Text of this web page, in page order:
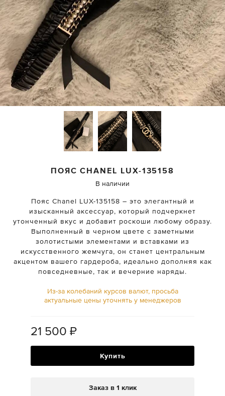
ПОЯСCHANEL LUX-135158
В наличии
Пояс Chanel LUX-135158 – это элегантный и
изысканный аксессуар, который подчеркнет
утонченный вкус и добавит роскоши любому образу.
Выполненный в черном цвете с заметными
золотистыми элементами и вставками из
искусственного жемчуга, он станет центральным
акцентом вашего гардероба, идеально дополняя как
повседневные, так и вечерние наряды.
Из-за колебаний курсов валют, просьба
актуальные цены уточнять у менеджеров
21 500 ₽
Купить
Заказ в 1 клик